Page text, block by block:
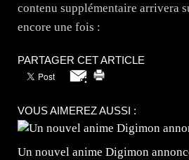
contenu supplémentaire arrivera
encore une fois :
PARTAGER CET ARTICLE
VOUS AIMEREZ AUSSI :
Un nouvel anime Digimon